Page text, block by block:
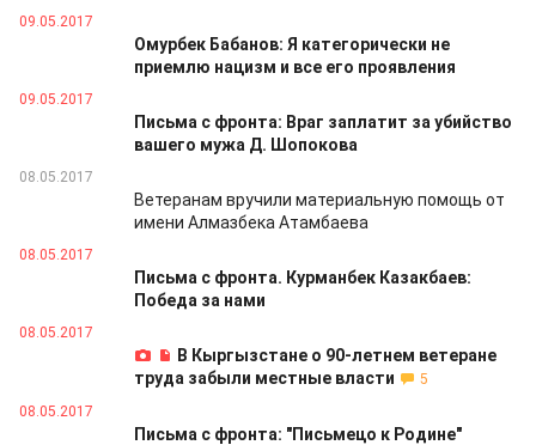
09.05.2017
Омурбек Бабанов: Я категорически не
приемлю нацизм и все его проявления
09.05.2017
Письма с фронта: Враг заплатит за убийство
вашего мужа Д. Шопокова
08.05.2017
Ветеранам вручили материальную помощь от
имени Алмазбека Атамбаева
08.05.2017
Письма с фронта. Курманбек Казакбаев:
Победа за нами
08.05.2017
В Кыргызстане о 90-летнем ветеране
труда забыли местные власти
5
08.05.2017
Письма с фронта: "Письмецо к Родине"